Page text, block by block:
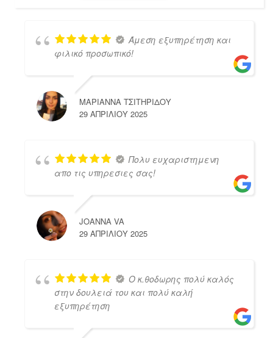
Άμεση εξυπηρέτηση και
φιλικό προσωπικό!
ΜΑΡΙΑΝΝΑ ΤΣΙΤΗΡΙΔΟΥ
29 ΑΠΡΙΛΊΟΥ 2025
Πολυ ευχαριστημενη
απο τις υπηρεσιες σας!
JOANNA VA
29 ΑΠΡΙΛΊΟΥ 2025
Ο κ.θοδωρης πολύ καλός
στην δουλειά του και πολύ καλή
εξυπηρέτηση